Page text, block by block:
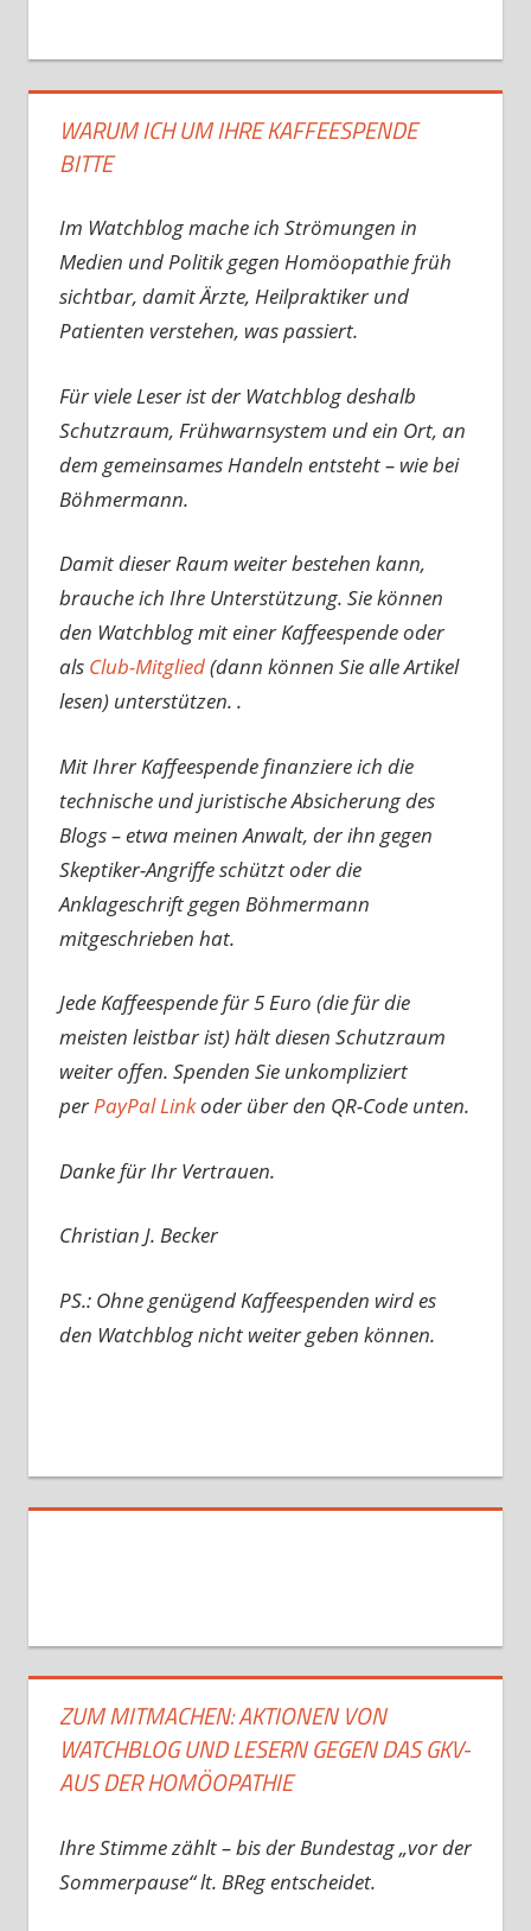
WARUM ICH UM IHRE KAFFEESPENDE
BITTE
Im Watchblog mache ich Strömungen in
Medien und Politik gegen Homöopathie früh
sichtbar, damit Ärzte, Heilpraktiker und
Patienten verstehen, was passiert.
Für viele Leser ist der Watchblog deshalb
Schutzraum, Frühwarnsystem und ein Ort, an
dem gemeinsames Handeln entsteht – wie bei
Böhmermann.
Damit dieser Raum weiter bestehen kann,
brauche ich Ihre Unterstützung. Sie können
den Watchblog mit einer Kaffeespende oder
als Club-Mitglied(dann können Sie alle Artikel
lesen) unterstützen. .
Mit Ihrer Kaffeespende finanziere ich die
technische und juristische Absicherung des
Blogs – etwa meinen Anwalt, der ihn gegen
Skeptiker-Angriffe schützt oder die
Anklageschrift gegen Böhmermann
mitgeschrieben hat.
Jede Kaffeespende für 5 Euro (die für die
meisten leistbar ist) hält diesen Schutzraum
weiter offen. Spenden Sie unkompliziert
perPayPal Linkoder über den QR-Code unten.
Danke für Ihr Vertrauen.
Christian J. Becker
PS.: Ohne genügend Kaffeespenden wird es
den Watchblog nicht weiter geben können.
ZUM MITMACHEN: AKTIONEN VON
WATCHBLOG UND LESERN GEGEN DAS GKV-
AUS DER HOMÖOPATHIE
Ihre Stimme zählt – bis der Bundestag „vor der
Sommerpause“ lt. BReg entscheidet.